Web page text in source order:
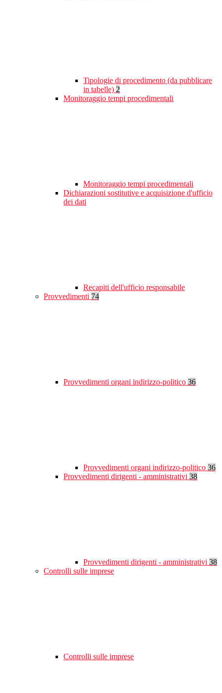
Tipologie di procedimento (da pubblicare
in tabelle) 2
Monitoraggio tempi procedimentali
Monitoraggio tempi procedimentali
Dichiarazioni sostitutive e acquisizione d'ufficio
dei dati
Recapiti dell'ufficio responsabile
Provvedimenti 74
Provvedimenti organi indirizzo-politico 36
Provvedimenti organi indirizzo-politico 36
Provvedimenti dirigenti - amministrativi 38
Provvedimenti dirigenti - amministrativi 38
Controlli sulle imprese
Controlli sulle imprese